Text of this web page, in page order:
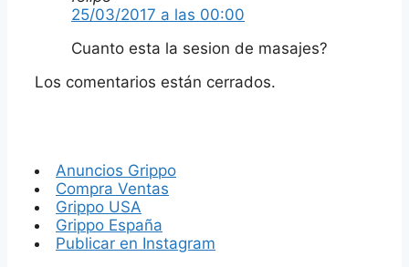
25/03/2017 a las 00:00
Cuanto esta la sesion de masajes?
Los comentarios están cerrados.
Anuncios Grippo
Compra Ventas
Grippo USA
Grippo España
Publicar en Instagram